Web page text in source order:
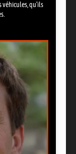
qu’ils